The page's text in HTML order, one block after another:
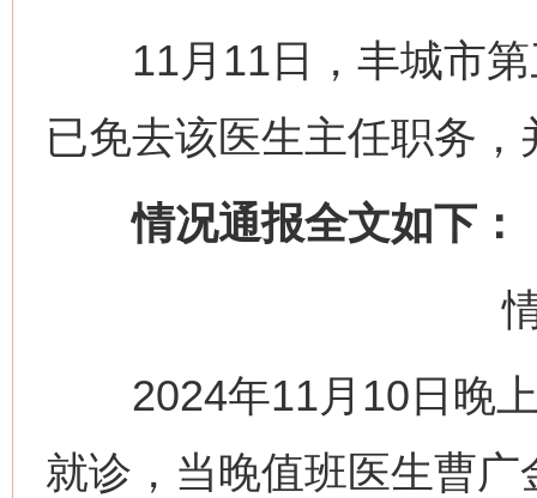
11月11日，丰城市第
已免去该医生主任职务
情况通报全文如下：
2024年11月10日晚上
就诊，当晚值班医生曹